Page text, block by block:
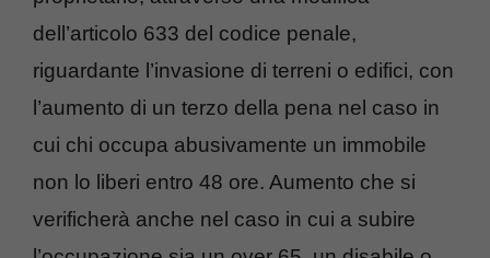
dell’articolo 633 del codice penale,
riguardante l’invasione di terreni o edifici, con
l’aumento di un terzo della pena nel caso in
cui chi occupa abusivamente un immobile
non lo liberi entro 48 ore. Aumento che si
verificherà anche nel caso in cui a subire